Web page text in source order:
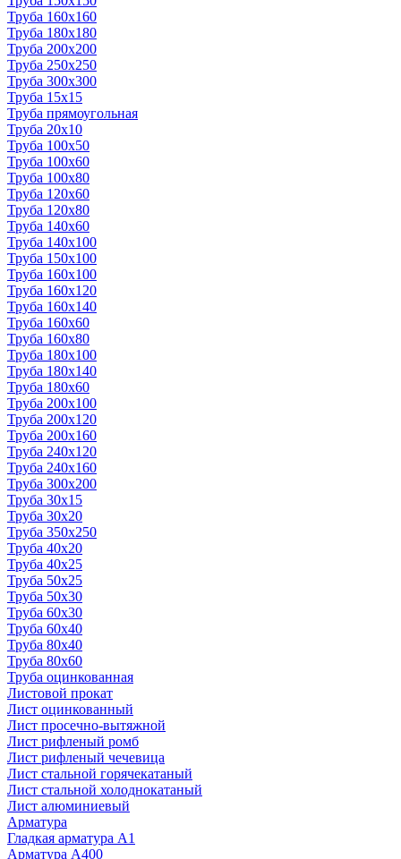
Труба 160x160
Труба 180x180
Труба 200x200
Труба 250x250
Труба 300x300
Труба 15x15
Труба прямоугольная
Труба 20x10
Труба 100x50
Труба 100x60
Труба 100x80
Труба 120x60
Труба 120x80
Труба 140x60
Труба 140x100
Труба 150x100
Труба 160x100
Труба 160x120
Труба 160x140
Труба 160x60
Труба 160x80
Труба 180x100
Труба 180x140
Труба 180x60
Труба 200x100
Труба 200x120
Труба 200x160
Труба 240x120
Труба 240x160
Труба 300x200
Труба 30x15
Труба 30x20
Труба 350x250
Труба 40x20
Труба 40x25
Труба 50x25
Труба 50x30
Труба 60x30
Труба 60x40
Труба 80x40
Труба 80x60
Труба оцинкованная
Листовой прокат
Лист оцинкованный
Лист просечно-вытяжной
Лист рифленый ромб
Лист рифленый чечевица
Лист стальной горячекатаный
Лист стальной холоднокатаный
Лист алюминиевый
Арматура
Гладкая арматура А1
Арматура А400